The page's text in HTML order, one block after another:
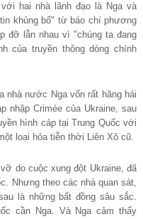
hai nhà lãnh đạo là Nga và
khủng bố" từ báo chí phương
đỡ lẫn nhau vì "chúng ta đang
của truyền thông dòng chính
nhà nước Nga vốn rất hăng hái
nhập Crimée của Ukraine, sau
hình cáp tại Trung Quốc với
loại hỏa tiễn thời Liên Xô cũ.
do cuộc xung đột Ukraine, đã
Nhưng theo các nhà quan sát,
là những bất đồng sâu sắc.
cần Nga. Và Nga cảm thấy